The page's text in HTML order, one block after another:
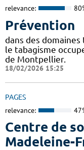
relevance:
Prévention
dans des
le tabagisme
de Montpellier.
18/02/2026 15:25
PAGES
relevance:
Centre de
Madeleine-